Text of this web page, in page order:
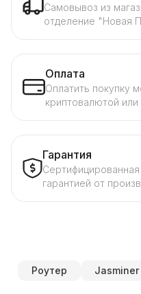
Самовывоз из
отделение "Новая
Оплата
Оплатить покупку
криптовалютой
Гарантия
гарантией от
Роутер Jasminer